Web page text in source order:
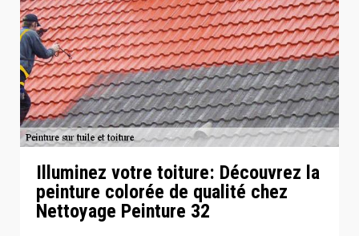
Illuminez votre toiture: Découvrez la
peinture colorée de qualité chez
Nettoyage Peinture 32